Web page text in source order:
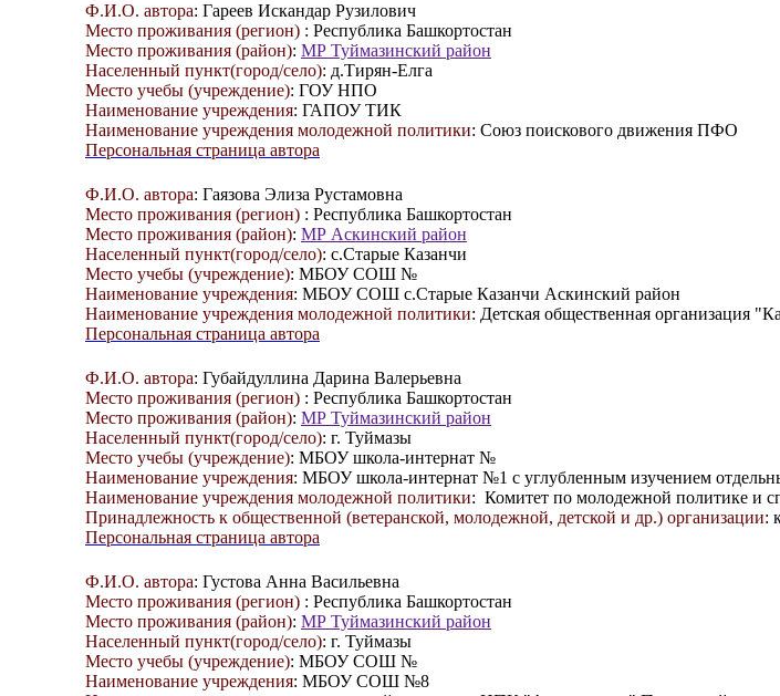
Ф.И.О. автора: Гареев Искандар Рузилович
Место проживания (регион) : Республика Башкортостан
Место проживания (район): МР Туймазинский район
Населенный пункт(город/село): д.Тирян-Елга
Место учебы (учреждение): ГОУ НПО
Наименование учреждения: ГАПОУ ТИК
Наименование учреждения молодежной политики: Союз поискового движения ПФО
Персональная страница автора
Ф.И.О. автора: Гаязова Элиза Рустамовна
Место проживания (регион) : Республика Башкортостан
Место проживания (район): МР Аскинский район
Населенный пункт(город/село): с.Старые Казанчи
Место учебы (учреждение): МБОУ СОШ №
Наименование учреждения: МБОУ СОШ с.Старые Казанчи Аскинский район
Наименование учреждения молодежной политики: Детская общественная
Персональная страница автора
Ф.И.О. автора: Губайдуллина Дарина Валерьевна
Место проживания (регион) : Республика Башкортостан
Место проживания (район): МР Туймазинский район
Населенный пункт(город/село): г. Туймазы
Место учебы (учреждение): МБОУ школа-интернат №
Наименование учреждения: МБОУ школа-интернат №1 с углубленным изучением
Наименование учреждения молодежной политики: Комитет по молодежной политике и
Принадлежность к общественной (ветеранской, молодежной, детской и др.) организации:
Персональная страница автора
Ф.И.О. автора: Густова Анна Васильевна
Место проживания (регион) : Республика Башкортостан
Место проживания (район): МР Туймазинский район
Населенный пункт(город/село): г. Туймазы
Место учебы (учреждение): МБОУ СОШ №
Наименование учреждения: МБОУ СОШ №8